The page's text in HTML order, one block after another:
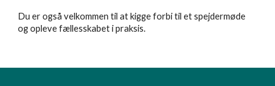
Du er også velkommen til at kigge forbi til et spejdermøde
og opleve fællesskabet i praksis.